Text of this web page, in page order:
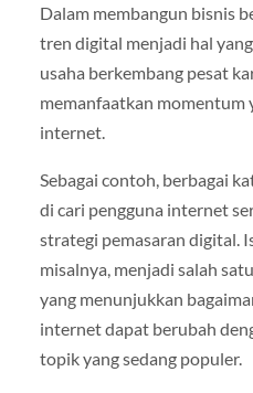
Dalam membangun bisnis
tren digital menjadi hal
usaha berkembang pesat
memanfaatkan momentum
internet.
Sebagai contoh, berbagai
di cari pengguna internet
strategi pemasaran digital.
misalnya, menjadi salah
yang menunjukkan
internet dapat berubah
topik yang sedang populer.